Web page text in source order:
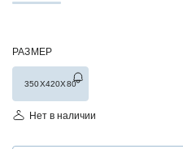
РАЗМЕР
350Х420Х80
Нет в наличии